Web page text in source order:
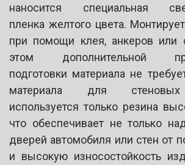
наносится специальная
пленка желтого цвета.
при помощи клея, анкеров или
этом дополнительной
подготовки материала не
материала для стеновых
используется только резина
что обеспечивает не только
дверей автомобиля или стен от
и высокую износостойкость